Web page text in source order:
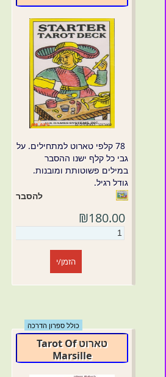
78 קלפי טארוט למתחילים. על
גבי כל קלף ישנו ההסבר
במילים פשוטותת ומובנות.
גודל רגיל.
להסבר
₪180.00
הזמן/י
כולל ספרון הדרכה
טארוט Tarot Of
Marsille